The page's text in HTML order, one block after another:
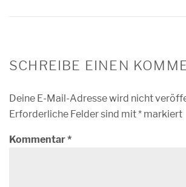
SCHREIBE EINEN
Deine E-Mail-Adresse wird nicht
Erforderliche Felder sind mit* markiert
Kommentar*